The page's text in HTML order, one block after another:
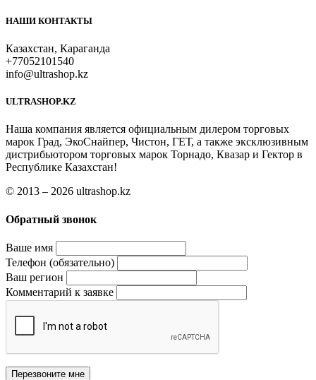
НАШИ КОНТАКТЫ
Казахстан, Караганда
+77052101540
info@ultrashop.kz
ULTRASHOP.KZ
Наша компания является официальным дилером торговых
марок Град, ЭкоСнайпер, Чистон, ГЕТ, а также эксклюзивным
дистрибьютором торговых марок Торнадо, Квазар и Гектор в
Республике Казахстан!
© 2013 – 2026 ultrashop.kz
Обратный звонок
Ваше имя
Телефон (обязательно)
Ваш регион
Комментарий к заявке
Перезвоните мне